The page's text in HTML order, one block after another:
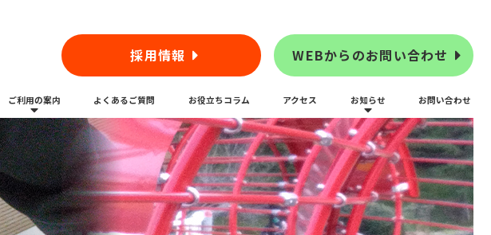
採用情報 WEBからのお問い合わせ
ご利用の案内 よくあるご質問 お役立ちコラム アクセス お知らせ お問い合わせ